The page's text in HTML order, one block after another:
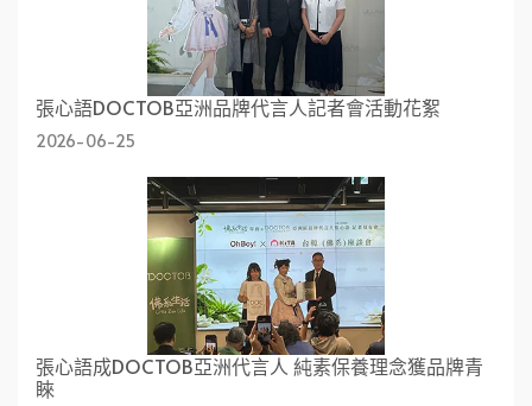
張心語DOCTOB亞洲品牌代言人記者會活動花絮
2026-06-25
張心語成DOCTOB亞洲代言人 純素保養理念獲品牌青
睞